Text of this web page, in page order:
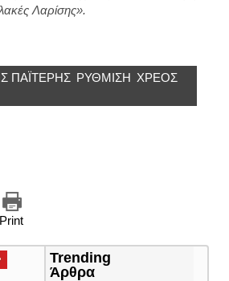
Λαρίσης».
ΠΑΪΤΈΡΗΣ ΡΎΘΜΙΣΗ ΧΡΈΟΣ
Print
Trending
Άρθρα